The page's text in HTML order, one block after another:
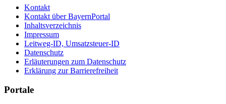
Kontakt
Kontakt über BayernPortal
Inhaltsverzeichnis
Impressum
Leitweg-ID, Umsatzsteuer-ID
Datenschutz
Erläuterungen zum Datenschutz
Erklärung zur Barrierefreiheit
Portale